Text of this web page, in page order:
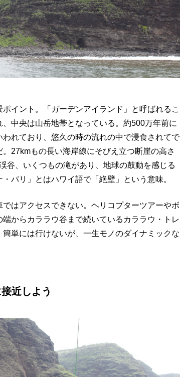
イント。「ガーデンアイランド」と呼ばれるこ
中央は山岳地帯となっている。約500万年前に
れており、悠久の時の流れの中で浸食されてで
27kmもの長い海岸線にそびえ立つ断崖の高さ
谷、いくつもの滝があり、地球の鼓動を感じる
パリ」とはハワイ語で「絶壁」という意味。
はアクセスできない。ヘリコプターツアーやボ
からカララウ谷まで続いているカララウ・トレ
単には行けないが、一生モノのダイナミックな
近しよう